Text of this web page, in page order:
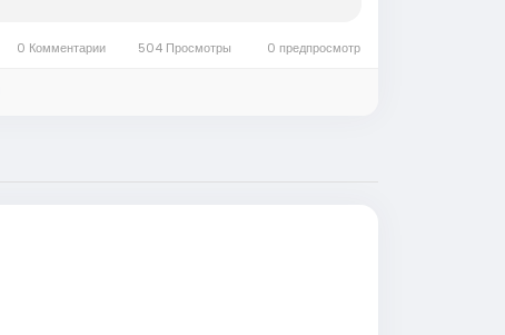
0 Комментарии 504 Просмотры 0 предпросмотр